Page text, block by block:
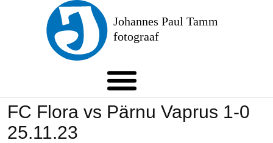
Mobile Menu Toggle
FC Flora vs Pärnu Vaprus 1-0
25.11.23